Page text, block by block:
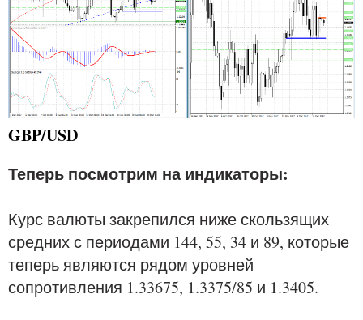
GBP/USD
Теперь посмотрим на индикаторы:
Курс валюты закрепился ниже скользящих
средних с периодами 144, 55, 34 и 89, которые
теперь являются рядом уровней
сопротивления 1.33675, 1.3375/85 и 1.3405.